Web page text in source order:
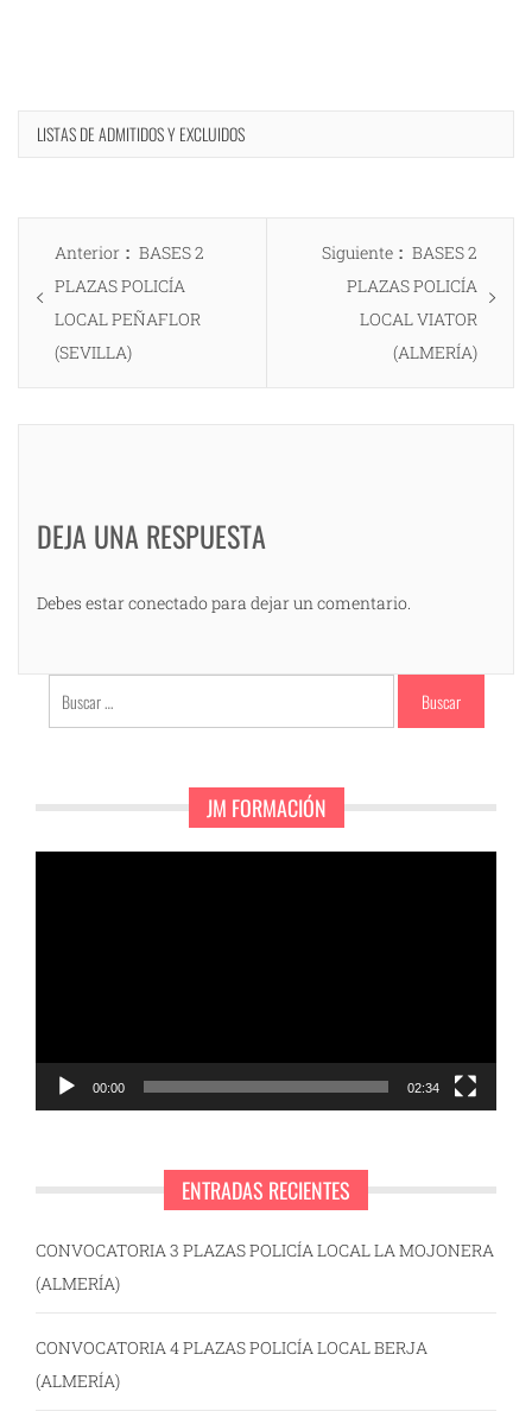
LISTAS DE ADMITIDOS Y EXCLUIDOS
Navegación
entradas
Anterior
Entrada
anterior:
BASES 2
PLAZAS POLICÍA
LOCAL PEÑAFLOR
(SEVILLA)
Siguiente
Entrada
siguiente:
BASES 2
PLAZAS POLICÍA
LOCAL VIATOR
(ALMERÍA)
DEJA UNA RESPUESTA
Debes estar conectado para dejar un comentario.
Buscar:
JM FORMACIÓN
00:00 02:34
ENTRADAS RECIENTES
CONVOCATORIA 3 PLAZAS POLICÍA LOCAL LA MOJONERA
(ALMERÍA)
CONVOCATORIA 4 PLAZAS POLICÍA LOCAL BERJA
(ALMERÍA)